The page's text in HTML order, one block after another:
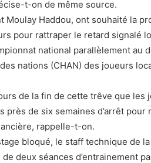
t-on de même source.
Moulay Haddou, ont souhaité la
pour rattraper le retard signalé
national parallèlement au
nations (CHAN) des joueurs
de la fin de cette trêve que les
près de six semaines d’arrêt pour
rappelle-t-on.
bloqué, le staff technique de
deux séances d’entrainement